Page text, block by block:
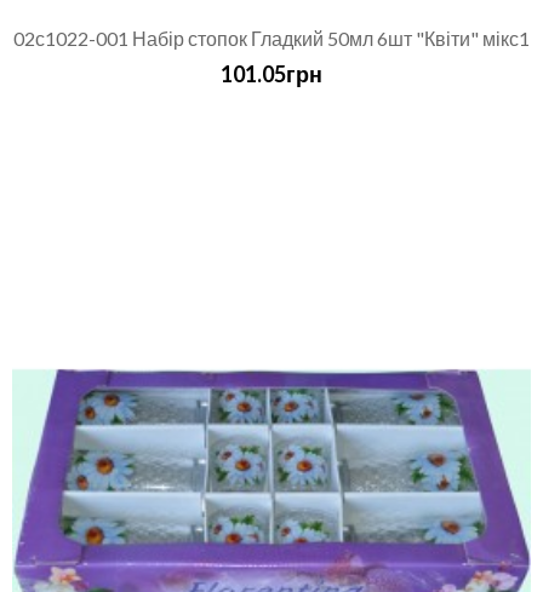
02с1022-001 Набір стопок Гладкий 50мл 6шт "Квіти" мікс1
101.05грн